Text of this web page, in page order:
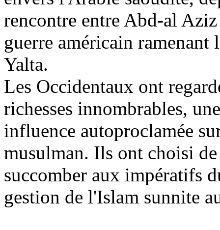
rencontre entre Abd-al
guerre américain ramenant
Yalta.
Les Occidentaux ont
richesses innombrables,
influence autoproclamée
musulman. Ils ont choisi
succomber aux impératifs
gestion de l'Islam sunnite